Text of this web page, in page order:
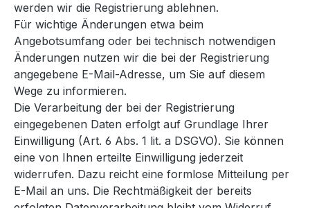
werden wir die Registrierung ablehnen.
Für wichtige Änderungen etwa beim
Angebotsumfang oder bei technisch notwendigen
Änderungen nutzen wir die bei der Registrierung
angegebene E-Mail-Adresse, um Sie auf diesem
Wege zu informieren.
Die Verarbeitung der bei der Registrierung
eingegebenen Daten erfolgt auf Grundlage Ihrer
Einwilligung (Art. 6 Abs. 1 lit. a DSGVO). Sie können
eine von Ihnen erteilte Einwilligung jederzeit
widerrufen. Dazu reicht eine formlose Mitteilung per
E-Mail an uns. Die Rechtmäßigkeit der bereits